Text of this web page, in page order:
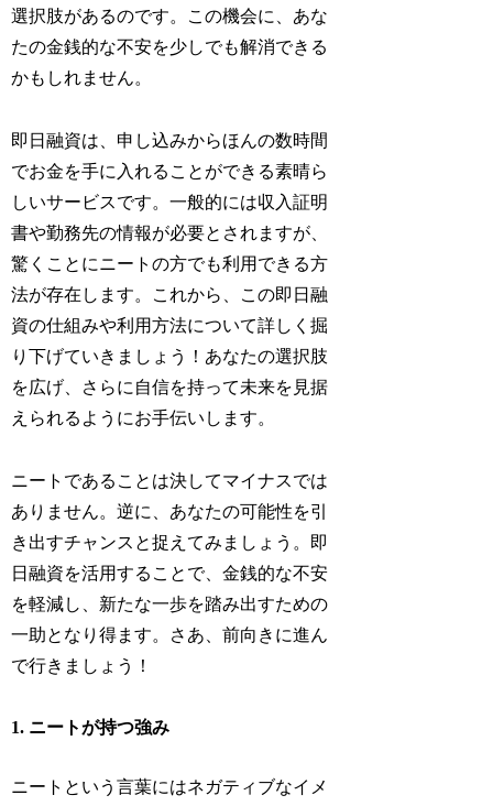
選択肢があるのです。この機会に、あな
たの金銭的な不安を少しでも解消できる
かもしれません。
即日融資は、申し込みからほんの数時間
でお金を手に入れることができる素晴ら
しいサービスです。一般的には収入証明
書や勤務先の情報が必要とされますが、
驚くことにニートの方でも利用できる方
法が存在します。これから、この即日融
資の仕組みや利用方法について詳しく掘
り下げていきましょう！あなたの選択肢
を広げ、さらに自信を持って未来を見据
えられるようにお手伝いします。
ニートであることは決してマイナスでは
ありません。逆に、あなたの可能性を引
き出すチャンスと捉えてみましょう。即
日融資を活用することで、金銭的な不安
を軽減し、新たな一歩を踏み出すための
一助となり得ます。さあ、前向きに進ん
で行きましょう！
1. ニートが持つ強み
ニートという言葉にはネガティブなイメ